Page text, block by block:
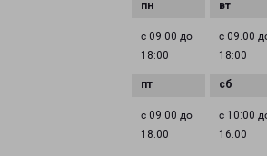
с 09:00 до
18:00
с 09:00
18:00
с 09:00 до
18:00
с 10:00
16:00